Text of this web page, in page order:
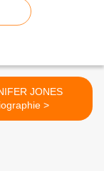
JONES
biographie >